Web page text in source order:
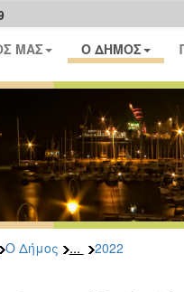
ΜΑΣ Ο ΔΗΜΟΣ
Ο Δήμος ... 2022